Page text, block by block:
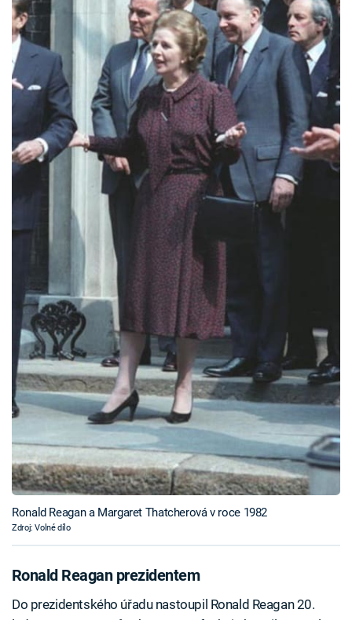
Ronald Reagan a Margaret Thatcherová v roce 1982
Zdroj: Volné dílo
Ronald Reagan prezidentem
Do prezidentského úřadu nastoupil Ronald Reagan 20.